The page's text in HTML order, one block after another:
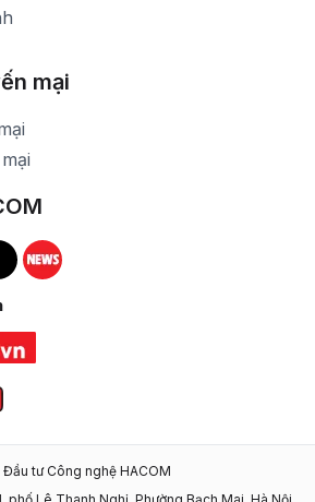
mại
Instagram
TikTok
tư Công nghệ HACOM